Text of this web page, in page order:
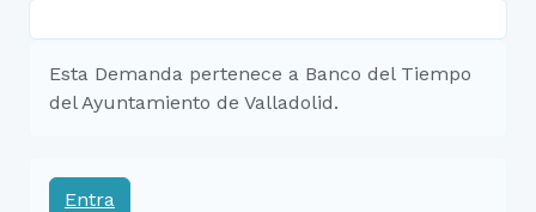
Esta Demanda pertenece a Banco del Tiempo
del Ayuntamiento de Valladolid.
Entra